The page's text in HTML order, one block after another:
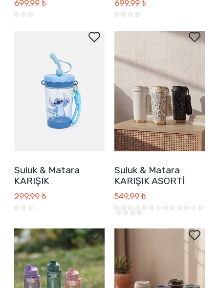
699,99 ₺ 699,99 ₺
Suluk & Matara
KARIŞIK
299,99 ₺
Suluk & Matara
KARIŞIK ASORTİ
549,99 ₺